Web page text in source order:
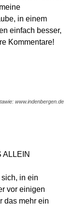
in einem
einfach besser,
Kommentare!
www.indenbergen.de
ALLEIN
in ein
vor einigen
das mehr ein